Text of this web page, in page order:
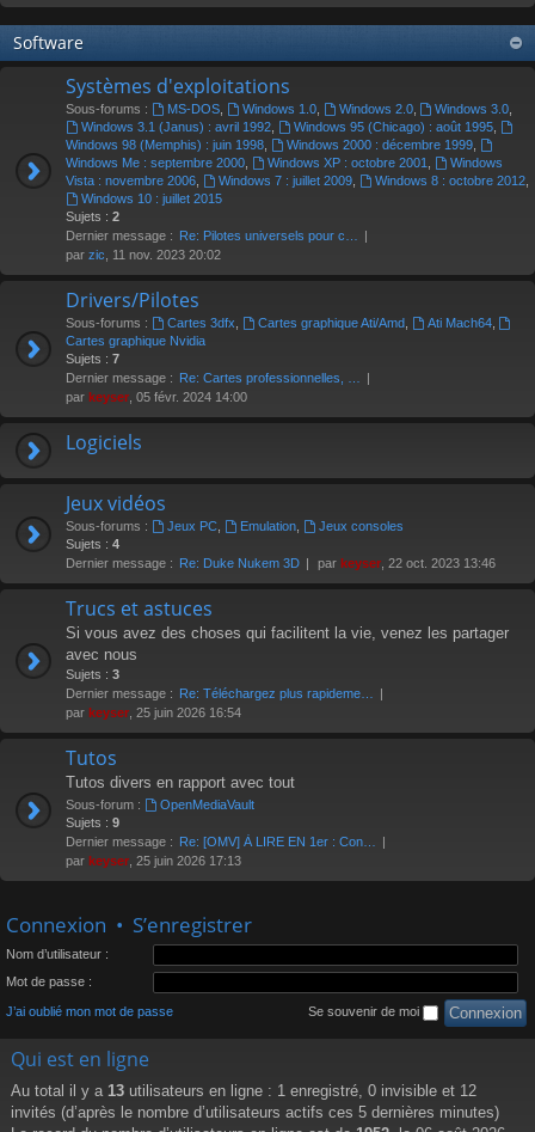
Software
Systèmes d'exploitations
Sous-forums : MS-DOS, Windows 1.0, Windows 2.0, Windows 3.0
Windows 3.1 (Janus) : avril 1992, Windows 95 (Chicago) : août 1995,
Windows 98 (Memphis) : juin 1998
Windows 2000 : décembre 1999,
Windows Me : septembre 2000
Windows XP : octobre 2001
Windows
Vista : novembre 2006
Windows 7 : juillet 2009, Windows 8 : octobre 2012,
Windows 10 : juillet 2015
Sujets : 2
Dernier message : Re: Pilotes universels pour c…
par zic , 11 nov. 2023 20:02
Drivers/Pilotes
Sous-forums : Cartes 3dfx Cartes graphique Ati/Amd, Ati Mach64,
Cartes graphique Nvidia
Sujets : 7
Dernier message : Re: Cartes professionnelles, …
par keyser , 05 févr. 2024 14:00
Logiciels
Jeux vidéos
Sous-forums : Jeux PC, Emulation,
Jeux consoles
Sujets : 4
Dernier message : Re: Duke Nukem 3D par keyser , 22 oct. 2023 13:46
Trucs et astuces
Si vous avez des choses qui facilitent la vie, venez les partager
avec nous
Sujets : 3
Dernier message : Re: Téléchargez plus rapideme…
par keyser , 25 juin 2026 16:54
Tutos
Tutos divers en rapport avec tout
Sous-forum :
OpenMediaVault
Sujets : 9
Dernier message : Re: [OMV] À LIRE EN 1er : Con…
par keyser , 25 juin 2026 17:13
Connexion • S’enregistrer
Nom d’utilisateur :
Mot de passe :
J’ai oublié mon mot de passe Se souvenir de moi
Qui est en ligne
Au total il y a 13 utilisateurs en ligne : 1 enregistré, 0 invisible et 12
invités (d’après le nombre d’utilisateurs actifs ces 5 dernières minutes)